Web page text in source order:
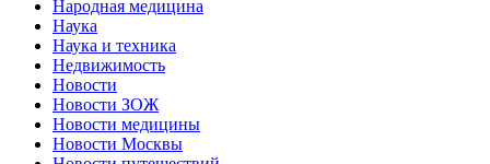
Народная медицина
Наука
Наука и техника
Недвижимость
Новости
Новости ЗОЖ
Новости медицины
Новости Москвы